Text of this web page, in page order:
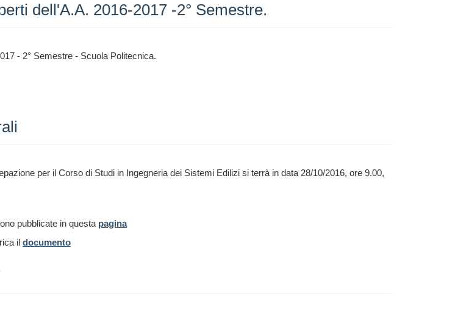
dell'A.A. 2016-2017 -2° Semestre.
- 2° Semestre - Scuola Politecnica.
per il Corso di Studi in Ingegneria dei Sistemi Edilizi si terrà in data 28/10/2016, ore 9.00,
pubblicate in questa pagina
il documento